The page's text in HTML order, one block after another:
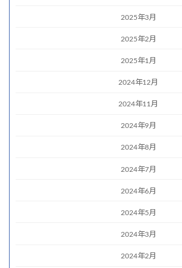
2025年3月
2025年2月
2025年1月
2024年12月
2024年11月
2024年9月
2024年8月
2024年7月
2024年6月
2024年5月
2024年3月
2024年2月